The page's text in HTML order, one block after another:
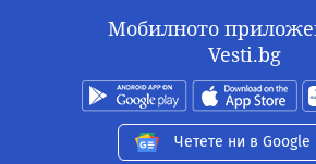
Мобилното
Vesti.bg
Четете ни в Google